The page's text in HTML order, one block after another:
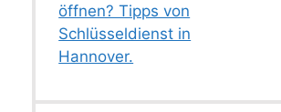
öffnen? Tipps von
Schlüsseldienst in
Hannover.